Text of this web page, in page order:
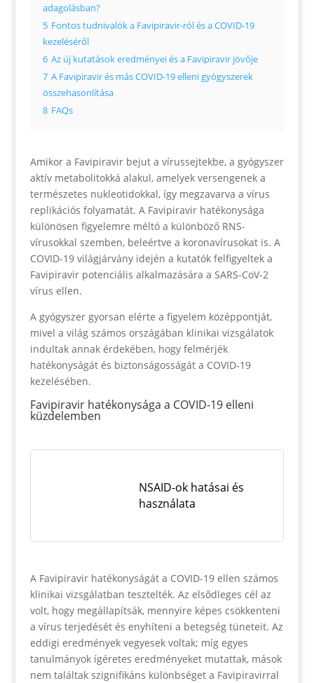
adagolásban?
5 Fontos tudnivalók a Favipiravir-ról és a COVID-19
kezeléséről
6 Az új kutatások eredményei és a Favipiravir jövője
7 A Favipiravir és más COVID-19 elleni gyógyszerek
összehasonlítása
8 FAQs
Amikor a Favipiravir bejut a vírussejtekbe, a gyógyszer
aktív metabolitokká alakul, amelyek versengenek a
természetes nukleotidokkal, így megzavarva a vírus
replikációs folyamatát. A Favipiravir hatékonysága
különösen figyelemre méltó a különböző RNS-
vírusokkal szemben, beleértve a koronavírusokat is. A
COVID-19 világjárvány idején a kutatók felfigyeltek a
Favipiravir potenciális alkalmazására a SARS-CoV-2
vírus ellen.
A gyógyszer gyorsan elérte a figyelem középpontját,
mivel a világ számos országában klinikai vizsgálatok
indultak annak érdekében, hogy felmérjék
hatékonyságát és biztonságosságát a COVID-19
kezelésében.
Favipiravir hatékonysága a COVID-19 elleni
küzdelemben
NSAID-ok hatásai és
használata
A Favipiravir hatékonyságát a COVID-19 ellen számos
klinikai vizsgálatban tesztelték. Az elsődleges cél az
volt, hogy megállapítsák, mennyire képes csökkenteni
a vírus terjedését és enyhíteni a betegség tüneteit. Az
eddigi eredmények vegyesek voltak; míg egyes
tanulmányok ígéretes eredményeket mutattak, mások
nem találtak szignifikáns különbséget a Favipiravirral